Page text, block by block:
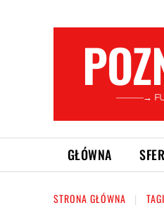
———→
GŁÓWNA
STRONA GŁÓWNA TAGI